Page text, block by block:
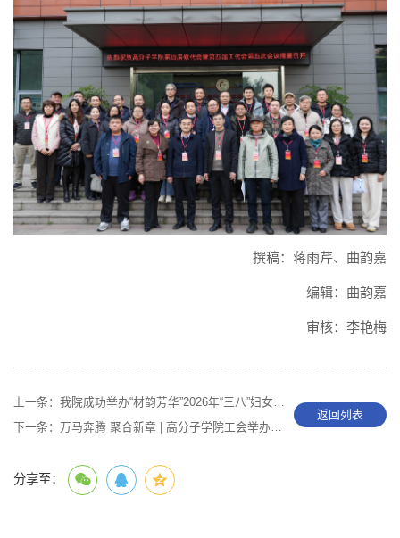
撰稿：蒋雨芹、曲韵嘉
编辑：曲韵嘉
审核：李艳梅
上一条： 我院成功举办“材韵芳华”2026年“三八”妇女节活动
下一条： 万马奔腾 聚合新章 | 高分子学院工会举办2026新年游园会
返回列表
分享至：